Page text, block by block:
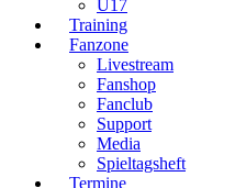
U17
Training
Fanzone
Livestream
Fanshop
Fanclub
Support
Media
Spieltagsheft
Termine